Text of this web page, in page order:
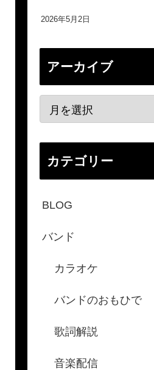
2026年5月2日
アーカイブ
カテゴリー
BLOG
バンド
カラオケ
バンドのおもひで
歌詞解説
音楽配信